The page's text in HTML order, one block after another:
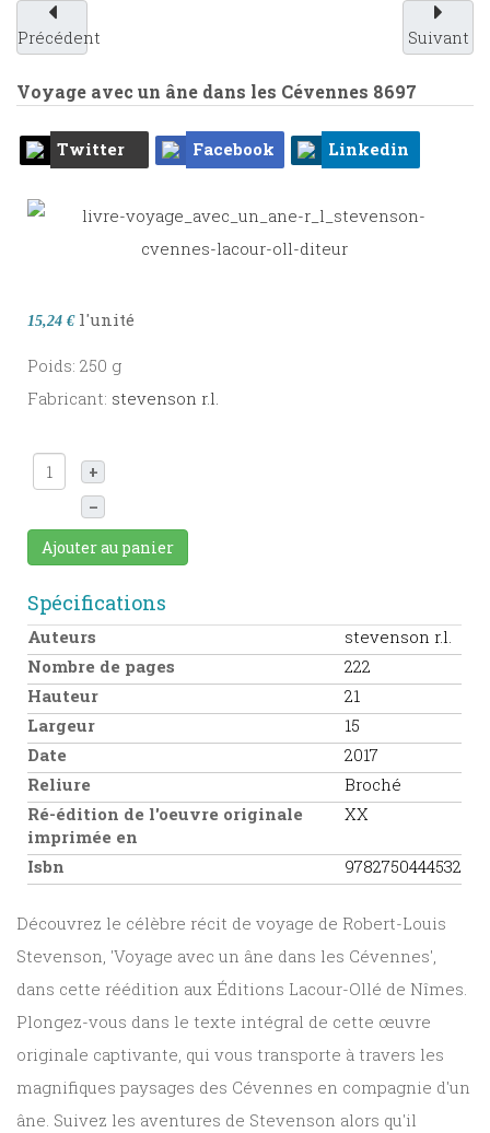
Précédent Suivant
Voyage avec un âne dans les Cévennes 8697
Twitter Facebook Linkedin
15,24 € l'unité
Poids: 250 g
Fabricant: stevenson r.l.
+
–
Ajouter au panier
Spécifications
Auteurs
stevenson r.l.
Nombre de pages
222
Hauteur
21
Largeur
15
Date
2017
Reliure
Broché
Ré-édition de l'oeuvre originale
imprimée en
XX
Isbn 9782750444532
Découvrez le célèbre récit de voyage de Robert-Louis
Stevenson, 'Voyage avec un âne dans les Cévennes',
dans cette réédition aux Éditions Lacour-Ollé de Nîmes.
Plongez-vous dans le texte intégral de cette œuvre
originale captivante, qui vous transporte à travers les
magnifiques paysages des Cévennes en compagnie d'un
âne. Suivez les aventures de Stevenson alors qu'il